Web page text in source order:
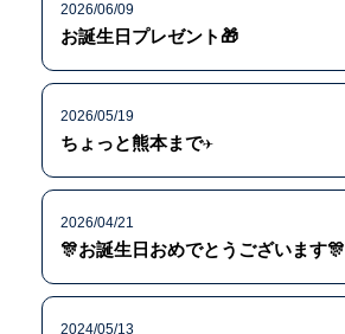
2026/06/09
お誕生日プレゼント🎁
2026/05/19
ちょっと熊本まで✈️
2026/04/21
🎊お誕生日おめでとうございます🎊
2024/05/13